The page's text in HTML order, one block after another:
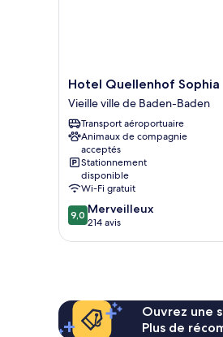
Hotel
Quellenhof
Sophia
Vieille
ville
de
Baden-
Baden
Hotel Quellenhof Sophia
Vieille ville de Baden-Baden
Transport aéroportuaire
Animaux de compagnie
acceptés
Stationnement
disponible
Wi-Fi gratuit
9.0
sur
10,
9,0 Merveilleux
214 avis
Ouvrez une
Plus de